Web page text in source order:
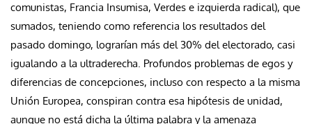
comunistas, Francia Insumisa, Verdes e izquierda radical), que
sumados, teniendo como referencia los resultados del
pasado domingo, lograrían más del 30% del electorado, casi
igualando a la ultraderecha. Profundos problemas de egos y
diferencias de concepciones, incluso con respecto a la misma
Unión Europea, conspiran contra esa hipótesis de unidad,
aunque no está dicha la última palabra y la amenaza